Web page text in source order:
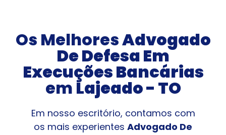
Os MelhoresAdvogado
De Defesa Em
Execuções Bancárias
em Lajeado - TO
Em nosso escritório, contamos com
os mais experientes Advogado De